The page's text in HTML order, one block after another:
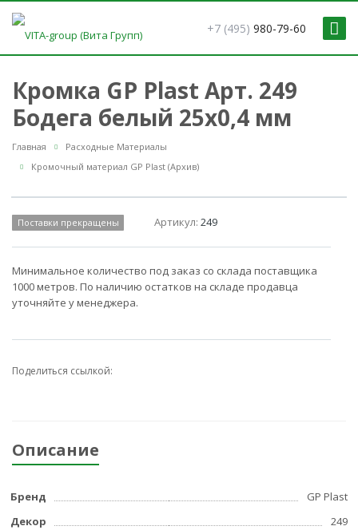
+7 (495) 980-79-60
Кромка GP Plast Арт. 249
Бодега белый 25x0,4 мм
Главная
Расходные Материалы
Кромочный материал GP Plast (Архив)
Поставки прекращены Артикул:249
Минимальное количество под заказ со склада поставщика
1000 метров. По наличию остатков на складе продавца
уточняйте у менеджера.
Поделиться ссылкой:
Описание
Бренд
GP Plast
Декор
249